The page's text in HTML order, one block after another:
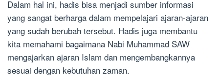
Dalam hal ini, hadis bisa menjadi sumber informasi
yang sangat berharga dalam mempelajari ajaran-ajaran
yang sudah berubah tersebut. Hadis juga membantu
kita memahami bagaimana Nabi Muhammad SAW
mengajarkan ajaran Islam dan mengembangkannya
sesuai dengan kebutuhan zaman.